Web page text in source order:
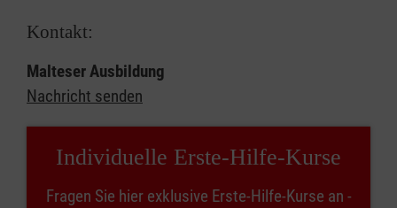
Kontakt:
Malteser Ausbildung
Nachricht senden
Individuelle Erste-Hilfe-Kurse
Fragen Sie hier exklusive Erste-Hilfe-Kurse an -